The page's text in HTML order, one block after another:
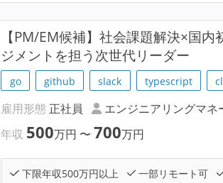
【PM/EM候補】社会課題解決×国
ジメントを担う次世代リーダー
go github slack typescript
雇用形態 正社員 エンジニアリングマネ
年収 500万円 〜700万円
下限年収500万円以上 一部リモート可